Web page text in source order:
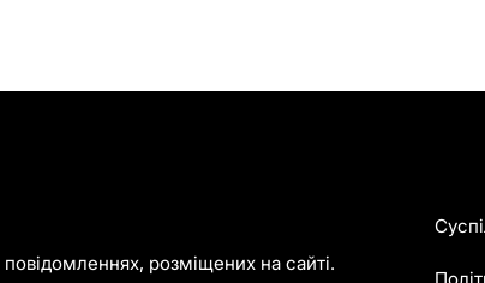
розміщених на сайті.